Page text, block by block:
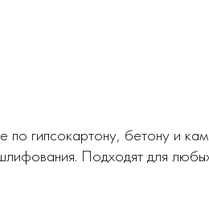
по гипсокартону, бетону и
Подходят для